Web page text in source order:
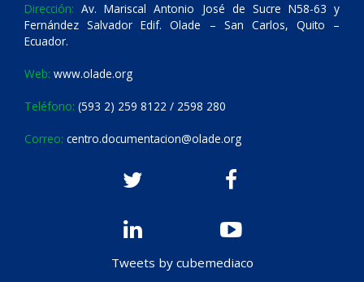
Dirección: Av. Mariscal Antonio José de Sucre N58-63 y
Fernández Salvador Edif. Olade – San Carlos, Quito –
Ecuador.
Web: www.olade.org
Teléfono: (593 2) 259 8122 / 2598 280
Correo: centro.documentacion@olade.org
Tweets by cubemediaco